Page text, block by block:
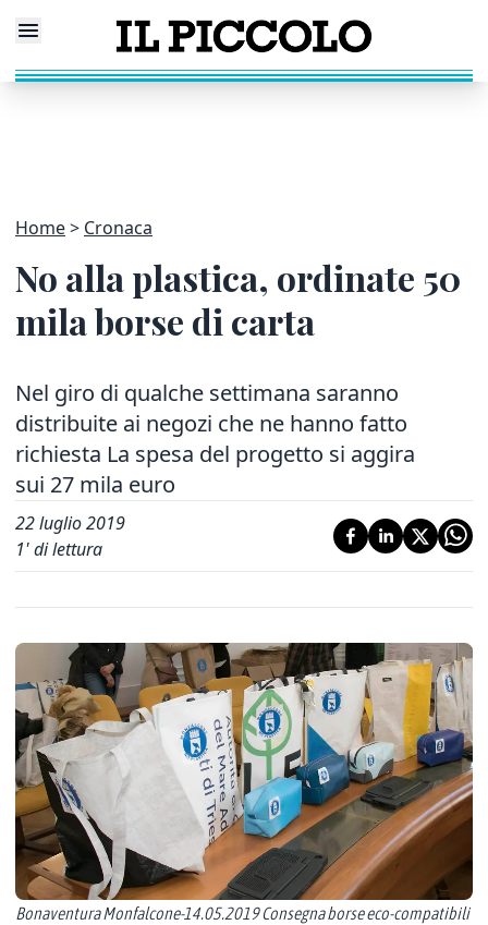
Home Cronaca
No alla plastica, ordinate 50
mila borse di carta
Nel giro di qualche settimana saranno
distribuite ai negozi che ne hanno fatto
richiesta La spesa del progetto si aggira
sui 27 mila euro
22 luglio 2019
1' di lettura
Bonaventura Monfalcone-14.05.2019 Consegna borse eco-compatibili